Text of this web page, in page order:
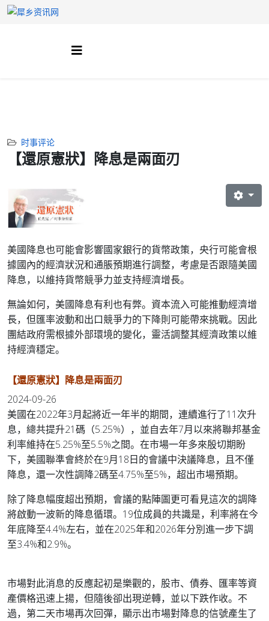
时事评论
【還原憲狀】降息是兩面刃
美國降息也可能會影響國家銀行的貨幣政策，央行可能會根
據國內的經濟狀況和通脹預期進行調整，考慮是否跟隨美國
降息，以維持貨幣競爭力並支持經濟增長。
無論如何，美國降息有利也有弊。資本流入可能推動經濟增
長，但匯率波動和出口競爭力的下降則可能帶來挑戰。因此
團結政府需根據外部環境的變化，靈活調整其經濟政策以維
持經濟穩定。
【還原憲狀】降息是兩面刃
2024-09-26
美國在2022年3月起將近一年半的期間，連續進行了11次升
息，總共提升21碼（5.25%），並自去年7月以來將聯邦基金
利率維持在5.25%至5.5%之間。在市場一年多來殷切期盼
下，美國聯準會終於在9月18日的會議中決議降息，且不僅
降息，還一次性調降2碼至4.75%至5%，超出市場預期。
除了降息幅度超出預期，會議的點陣圖更可看見這次的調降
將啟動一波新的降息循環。19位成員的共識是，利率將在今
年底降至4.4%左右，並在2025年和2026年分別進一步下調
至3.4%和2.9%。
市場對此消息的反應起初是樂觀的，股市、債券、匯率等資
產價格迅速上揚，但隨後卻出現逆轉，並以下跌作收。不
過，第二天市場再次回彈，顯示出市場對降息的信號產生了